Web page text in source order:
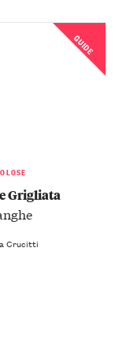
GUIDE
Grigliata
Crucitti